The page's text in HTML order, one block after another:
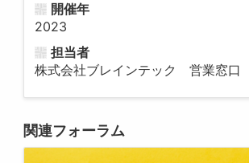
開催年
2023
担当者
株式会社ブレインテック 営業窓口
関連フォーラム